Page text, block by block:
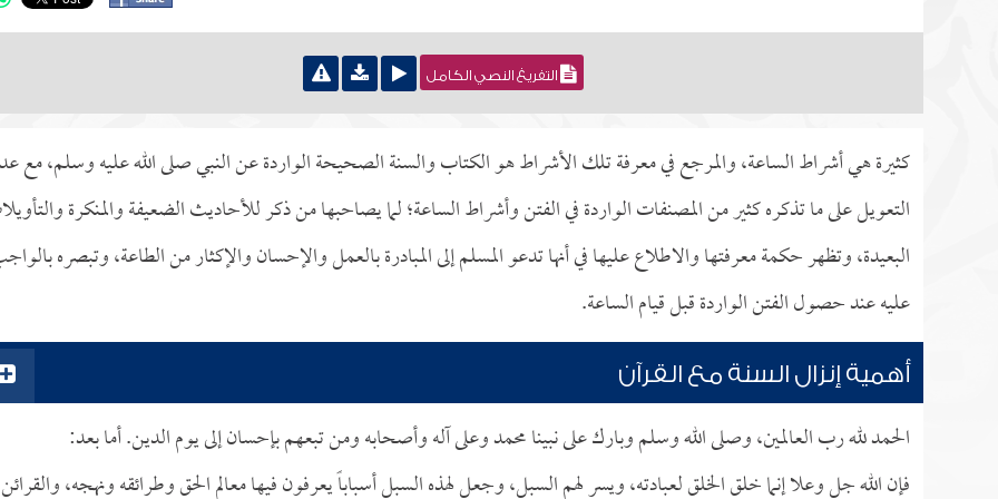
التفريغ النصي الكامل
كثيرة هي أشراط الساعة، والمرجع في معرفة تلك الأشراط هو الكتاب والسنة الصحيحة الواردة عن النبي صلى الله عليه وسلم، مع
التعويل على ما تذكره كثير من المصنفات الواردة في الفتن وأشراط الساعة؛ لما يصاحبها من ذكر للأحاديث الضعيفة والمنكرة
البعيدة، وتظهر حكمة معرفتها والاطلاع عليها في أنها تدعو المسلم إلى المبادرة بالعمل والإحسان والإكثار من الطاعة، وتبصره
عليه عند حصول الفتن الواردة قبل قيام الساعة.
أهمية إنزال السنة مع القرآن
الحمد لله رب العالمين، وصلى الله وسلم وبارك على نبينا محمد وعلى آله وأصحابه ومن تبعهم بإحسان إلى يوم الدين. أما بعد:
فإن الله جل وعلا إنما خلق الخلق لعبادته، ويسر لهم السبل، وجعل لهذه السبل أسباباً يعرفون فيها معالم الحق وطرائقه ونهجه، والقرائن